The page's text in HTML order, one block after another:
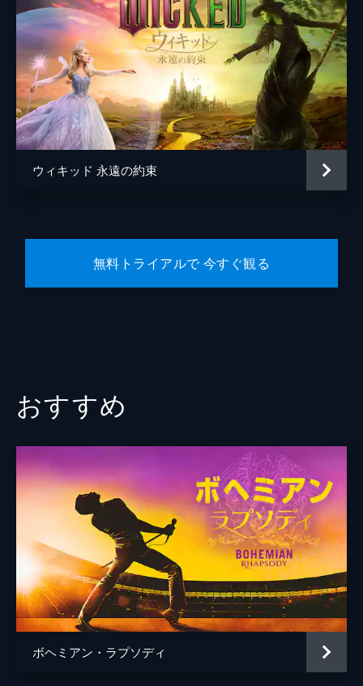
監督 ジョン・Ｍ・チュウ
脚本 ウィニー・ホルツマン
デイナ・フォックス
原作 グレゴリー・マグワイア
音楽 ジョン・パウエル
スティーヴン・シュワルツ
デヴィッド・ストーン
ウィキッド 永遠の約束
無料トライアルで 今すぐ観る
おすすめ
ボヘミアン・ラプソディ